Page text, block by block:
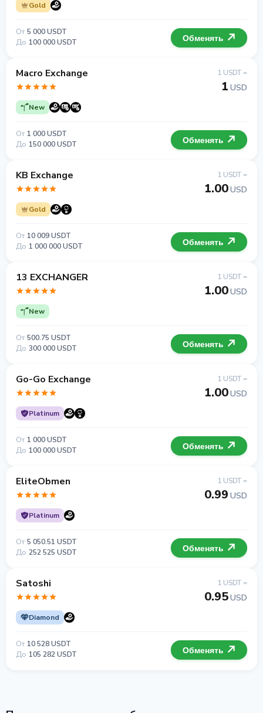
Gold
От 5 000 USDT
До 100 000 USDT Обменять
Macro Exchange
New
1 USDT =
1 USD
От 1 000 USDT
До 150 000 USDT Обменять
KB Exchange
Gold
1 USDT =
1.00USD
От 10 009 USDT
До 1 000 000 USDT Обменять
13 EXCHANGER
New
1 USDT =
1.00USD
От 500.75 USDT
До 300 000 USDT Обменять
Go-Go Exchange
Platinum
1 USDT =
1.00USD
От 1 000 USDT
До 100 000 USDT Обменять
EliteObmen
Platinum
1 USDT =
0.99 USD
От 5 050.51 USDT
До 252 525 USDT Обменять
Satoshi
Diamond
1 USDT =
0.95USD
От 10 528 USDT
До 105 282 USDT Обменять